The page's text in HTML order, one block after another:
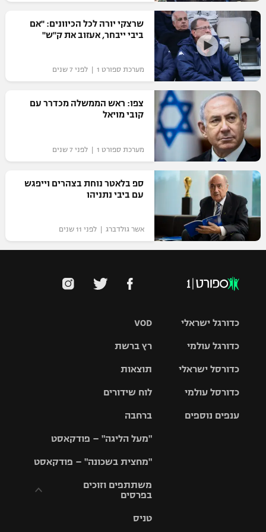
רשיון להקרנה פומבית לבית עסק
הצטרפות לחבילת הערוצים
לוח דרושים – ג'ובנט
תגיות
המגזין
שרצקי יורה לכל הכיוונים: "אם
ביבי ייבחר, אעזוב את ק"ש"
מערכת ספורט 1 | לפני 7 שנים
צפו: ראש הממשלה מכדרר עם
קובי מויאל
מערכת ספורט 1 | לפני 7 שנים
ספ בלאטר נוחת בצהרים וייפגש
עם ביבי נתניהו
אשר גולדברג | לפני 11 שנים
VOD
רץ ברשת
תוצאות
לוח שידורים
ברחבה
"מעל הליגה" – פודקאסט
"מחצית בשכונה" – פודקאסט
משתתפים וזוכים
בפרסים
טניס
כדורגל ישראלי
גביע הטוטו
כדורגל עולמי
האלופות
ליגה
כדורסל ישראלי
סל
כדורסל עולמי
ענפים נוספים